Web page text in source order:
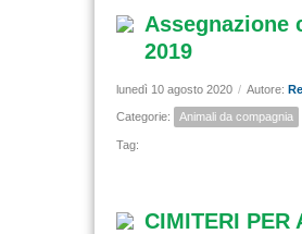
Assegnazione
2019
lunedì 10 agosto 2020 / Autore:
Categorie: Animali da compagnia
Tag:
CIMITERI